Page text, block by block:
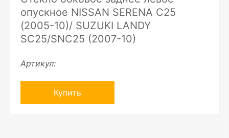
опускное NISSAN SERENA C25
(2005-10)/ SUZUKI LANDY
SC25/SNC25 (2007-10)
Артикул:
Купить